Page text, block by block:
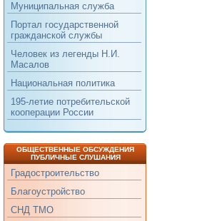
Муниципальная служба
Портал государственной
гражданской службы
Человек из легенды Н.И.
Масалов
Национальная политика
195-летие потребительской
кооперации России
ОБЩЕСТВЕННЫЕ ОБСУЖДЕНИЯ
ПУБЛИЧНЫЕ СЛУШАНИЯ
Градостроительство
Благоустройство
СНД ТМО